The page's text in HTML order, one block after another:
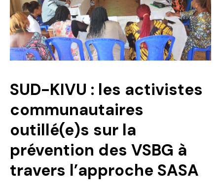
Politique
Technologies
Entreprenariat
SUD-KIVU : les activistes
communautaires
outillé(e)s sur la
prévention des VSBG à
travers l’approche SASA